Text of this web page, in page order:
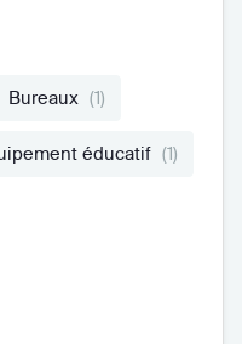
Bureaux (1)
éducatif (1)